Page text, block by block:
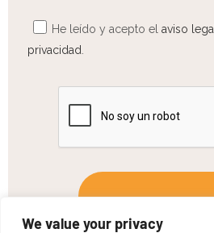
We value your privacy
He leído y acepto el aviso legal
privacidad.